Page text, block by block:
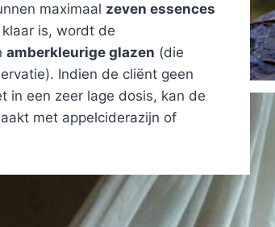
maximaal zeven essences
is, wordt de
amberkleurige glazen (die
Indien de cliënt geen
in een zeer lage dosis, kan de
met appelciderazijn of